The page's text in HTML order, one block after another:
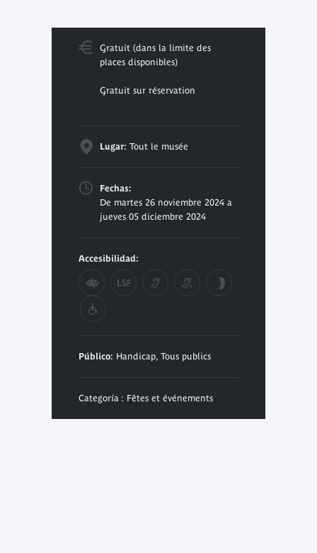
Gratuit (dans la limite des
places disponibles)
Gratuit sur réservation
Lugar: Tout le musée
Fechas:
De martes 26 noviembre 2024 a
jueves 05 diciembre 2024
Accesibilidad:
Público: Handicap, Tous publics
Categoría : Fêtes et événements